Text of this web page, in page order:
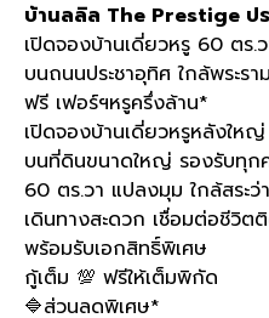
บ้านลลิล The Prestige ป
เปิดจองบ้านเดี่ยวหรู 60 ตร.
บนถนนประชาอุทิศ ใกล้พระร
ฟรี เฟอร์ฯหรูครึ่งล้าน*
เปิดจองบ้านเดี่ยวหรูหลังให
บนที่ดินขนาดใหญ่ รองรับทุก
60 ตร.วา แปลงมุม ใกล้สระ
เดินทางสะดวก เชื่อมต่อชีวิ
พร้อมรับเอกสิทธิ์พิเศษ
กู้เต็ม 💯 ฟรีให้เต็มพิกัด
🔷ส่วนลดพิเศษ*